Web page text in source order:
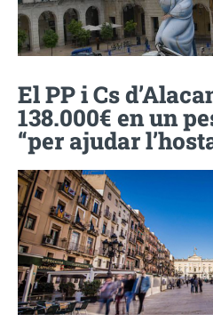
El PP i Cs
138.000€ en un
“per ajudar